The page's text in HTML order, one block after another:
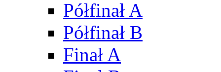
Półfinał A
Półfinał B
Finał A